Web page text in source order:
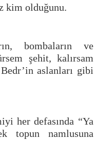
kim olduğunu.
bombaların ve
şehit, kalırsam
aslanları gibi
her defasında “Ya
topun namlusuna